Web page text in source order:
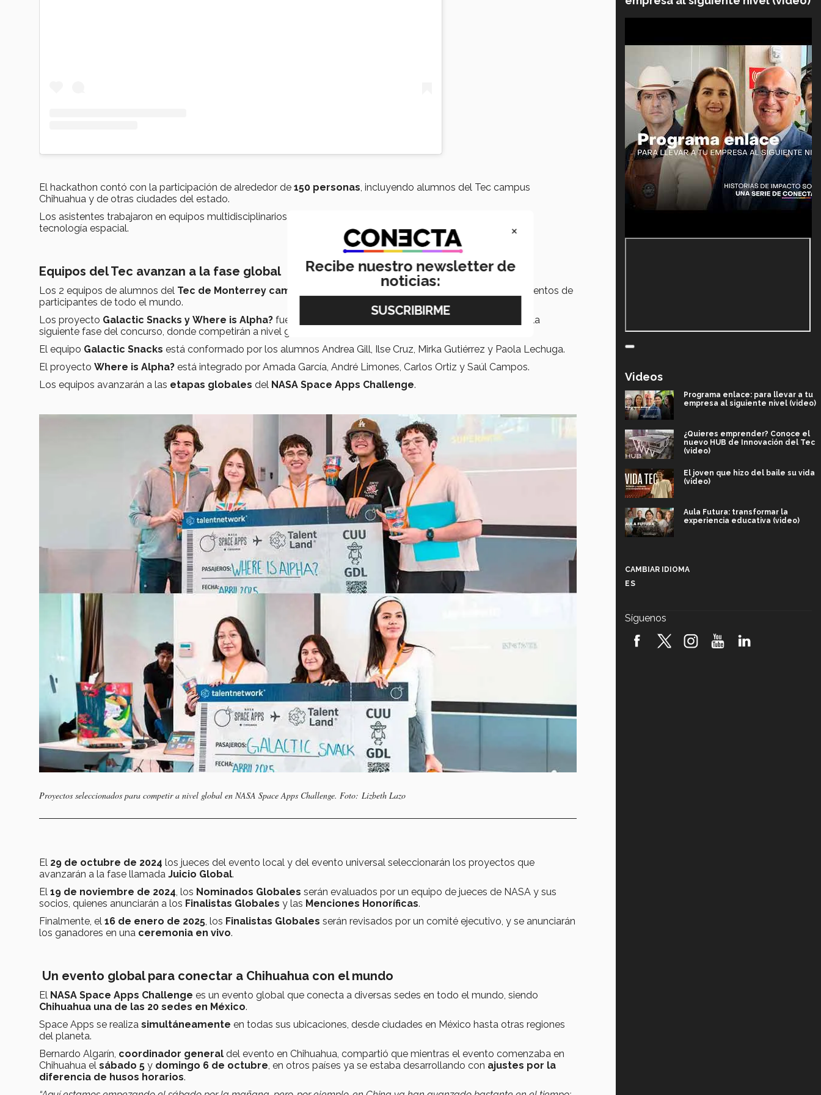
El hackathon contó con la participación de alrededor de 150 personas , incluyendo alumnos del Tec campus
Chihuahua y de otras ciudades del estado.
Los asistentes trabajaron en equipos multidisciplinarios para abordar desafíos relacionados con la ciencia y la
tecnología espacial.
Equipos del Tec avanzan a la fase global
Los 2 equipos de alumnos del Tec de Monterrey campus Chihuahua
seleccionados se destacaron entre cientos de
participantes de todo el mundo.
Los proyecto Galactic Snacks y Where is Alpha? fueron los seleccionados para representar a la ciudad en la
siguiente fase del concurso, donde competirán a nivel global por la oportunidad de ser finalistas.
El equipo Galactic Snacks está conformado por los alumnos Andrea Gill, Ilse Cruz, Mirka Gutiérrez y Paola Lechuga.
El proyecto Where is Alpha? está integrado por Amada García, André Limones, Carlos Ortiz y Saúl Campos.
Los equipos avanzarán a las etapas globales del NASA Space Apps Challenge.
Proyectos seleccionados para competir a nivel global en NASA Space Apps Challenge. Foto: Lizbeth Lazo
El 29 de octubre de 2024 los jueces del evento local y del evento universal seleccionarán los proyectos que
avanzarán a la fase llamada Juicio Global.
El 19 de noviembre de 2024, los Nominados Globales serán evaluados por un equipo de jueces de NASA y sus
socios, quienes anunciarán a los Finalistas Globales y las Menciones Honoríficas.
Finalmente, el 16 de enero de 2025, los Finalistas Globales serán revisados por un comité ejecutivo, y se anunciarán
los ganadores en una ceremonia en vivo.
Un evento global para conectar a Chihuahua con el mundo
El NASA Space Apps Challenge es un evento global que conecta a diversas sedes en todo el mundo, siendo
Chihuahua una de las 20 sedes en México.
Space Apps se realiza simultáneamente en todas sus ubicaciones, desde ciudades en México hasta otras regiones
del planeta.
Bernardo Algarín, coordinador general del evento en Chihuahua, compartió que mientras el evento comenzaba en
Chihuahua el sábado 5 y domingo 6 de octubre, en otros países ya se estaba desarrollando con ajustes por la
diferencia de husos horarios.
Videos
Programa enlace: para llevar a tu
empresa al siguiente nivel (video)
¿Quieres emprender? Conoce el
nuevo HUB de Innovación del Tec
(video)
El joven que hizo del baile su vida
(video)
Aula Futura: transformar la
experiencia educativa (video)
robótica FIRST 2026! (video)
CAMBIAR IDIOMA
ES
Síguenos
×
Recibe nuestro newsletter de
noticias: